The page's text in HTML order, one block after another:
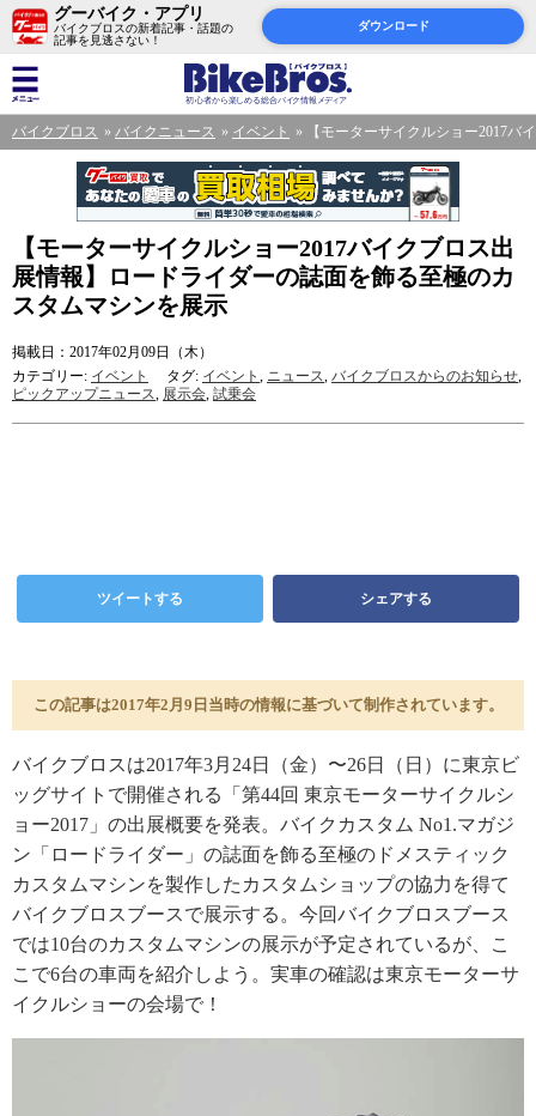
グーバイク・アプリ
バイクブロスの新着記事・話題の
記事を見逃さない！
ダウンロード
バイクブロス バイクニュース イベント 【モーターサイクルショー2017
【モーターサイクルショー2017バイクブロス出
展情報】ロードライダーの誌面を飾る至極のカ
スタムマシンを展示
掲載日：2017年02月09日（木）
カテゴリー: イベント タグ: イベント , ニュース, バイクブロスからのお知らせ,
ピックアップニュース, 展示会, 試乗会
ツイートする シェアする
この記事は2017年2月9日当時の情報に基づいて制作されています。
バイクブロスは2017年3月24日（金）〜26日（日）に東京ビ
ッグサイトで開催される「第44回 東京モーターサイクルシ
ョー2017」の出展概要を発表。バイクカスタム No1.マガジ
ン「ロードライダー」の誌面を飾る至極のドメスティック
カスタムマシンを製作したカスタムショップの協力を得て
バイクブロスブースで展示する。今回バイクブロスブース
では10台のカスタムマシンの展示が予定されているが、こ
こで6台の車両を紹介しよう。実車の確認は東京モーターサ
イクルショーの会場で！